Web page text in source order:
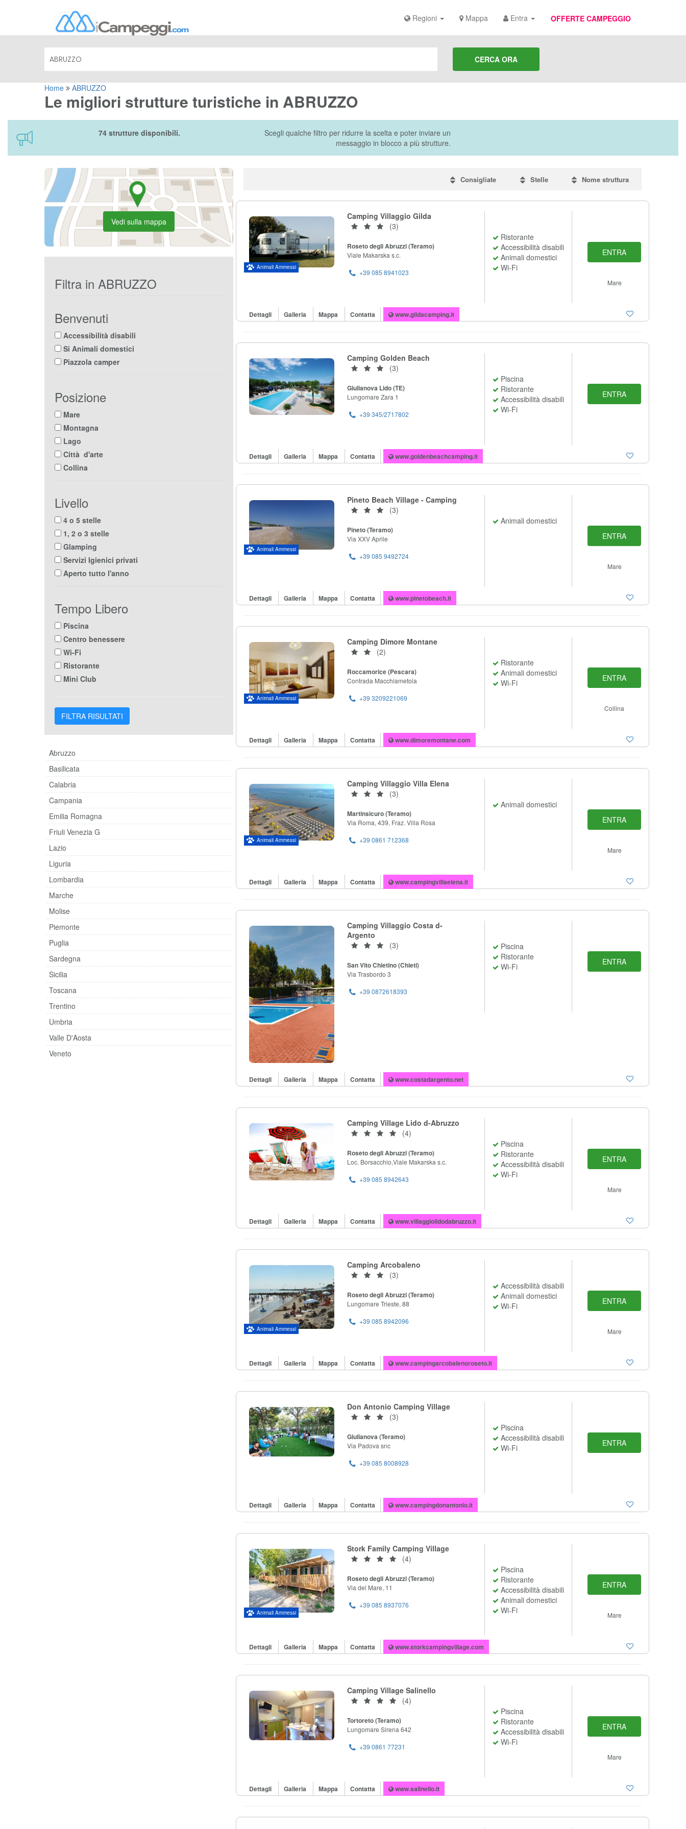
Regioni Mappa Entra OFFERTE CAMPEGGIO
CERCA ORA
Home ABRUZZO
Le migliori strutture turistiche in ABRUZZO
74 strutture disponibili.
Scegli qualche filtro per ridurre la scelta e poter inviare un
messaggio in blocco a più strutture.
Vedi sulla mappa
Filtra in ABRUZZO
Benvenuti
Accessibilità disabili
Si Animali domestici
Piazzola camper
Posizione
Mare
Montagna
Lago
Città d'arte
Collina
Livello
4 o 5 stelle
1, 2 o 3 stelle
Glamping
Servizi Igienici privati
Aperto tutto l'anno
Tempo Libero
Piscina
Centro benessere
Wi-Fi
Ristorante
Mini Club
Abruzzo
Basilicata
Calabria
Campania
Emilia Romagna
Friuli Venezia G
Lazio
Liguria
Lombardia
Marche
Molise
Piemonte
Puglia
Sardegna
Sicilia
Toscana
Trentino
Umbria
Valle D'Aosta
Veneto
Nome struttura
Stelle
Consigliate
Animali Ammessi
Camping Villaggio Gilda
(3)
Roseto degli Abruzzi (Teramo)
Viale Makarska s.c.
+39 085 8941023
Ristorante
Accessibilità disabili
Animali domestici
Wi-Fi
ENTRA
Mare
Dettagli Galleria Mappa Contatta www.gildacamping.it
Camping Golden Beach
(3)
Giulianova Lido (TE)
Lungomare Zara 1
+39 345/2717802
Piscina
Ristorante
Accessibilità disabili
Wi-Fi
ENTRA
Dettagli Galleria Mappa Contatta www.goldenbeachcamping.it
Animali Ammessi
Pineto Beach Village - Camping
(3)
Pineto (Teramo)
Via XXV Aprile
+39 085 9492724
Animali domestici
ENTRA
Mare
Dettagli Galleria Mappa Contatta www.pinetobeach.it
Animali Ammessi
Camping Dimore Montane
(2)
Roccamorice (Pescara)
Contrada Macchiametola
+39 3209221069
Ristorante
Animali domestici
Wi-Fi
ENTRA
Collina
Dettagli Galleria Mappa Contatta www.dimoremontane.com
Animali Ammessi
Camping Villaggio Villa Elena
(3)
Martinsicuro (Teramo)
Via Roma, 439, Fraz. Villa Rosa
+39 0861 712368
Animali domestici
ENTRA
Mare
Dettagli Galleria Mappa Contatta www.campingvillaelena.it
Camping Villaggio Costa d-
Argento
(3)
San Vito Chietino (Chieti)
Via Trasbordo 3
+39 0872618393
Piscina
Ristorante
Wi-Fi
ENTRA
Dettagli Galleria Mappa Contatta www.costadargento.net
Camping Village Lido d-Abruzzo
(4)
Roseto degli Abruzzi (Teramo)
Loc. Borsacchio,Viale Makarska s.c.
+39 085 8942643
Piscina
Ristorante
Accessibilità disabili
Wi-Fi
ENTRA
Mare
Dettagli Galleria Mappa Contatta www.villaggiolidodabruzzo.it
Animali Ammessi
Camping Arcobaleno
(3)
Roseto degli Abruzzi (Teramo)
Lungomare Trieste, 88
+39 085 8942096
Accessibilità disabili
Animali domestici
Wi-Fi
ENTRA
Mare
Dettagli Galleria Mappa Contatta www.campingarcobalenoroseto.it
Don Antonio Camping Village
(3)
Giulianova (Teramo)
Via Padova snc
+39 085 8008928
Piscina
Accessibilità disabili
Wi-Fi
ENTRA
Dettagli Galleria Mappa Contatta www.campingdonantonio.it
Animali Ammessi
Stork Family Camping Village
(4)
Roseto degli Abruzzi (Teramo)
Via del Mare, 11
+39 085 8937076
Piscina
Ristorante
Accessibilità disabili
Animali domestici
Wi-Fi
ENTRA
Mare
Dettagli Galleria Mappa Contatta www.storkcampingvillage.com
Camping Village Salinello
(4)
Tortoreto (Teramo)
Lungomare Sirena 642
+39 0861 77231
Piscina
Ristorante
Accessibilità disabili
Wi-Fi
ENTRA
Mare
Dettagli Galleria Mappa Contatta www.salinello.it